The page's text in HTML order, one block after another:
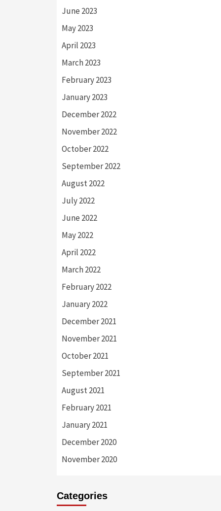
June 2023
May 2023
April 2023
March 2023
February 2023
January 2023
December 2022
November 2022
October 2022
September 2022
August 2022
July 2022
June 2022
May 2022
April 2022
March 2022
February 2022
January 2022
December 2021
November 2021
October 2021
September 2021
August 2021
February 2021
January 2021
December 2020
November 2020
Categories